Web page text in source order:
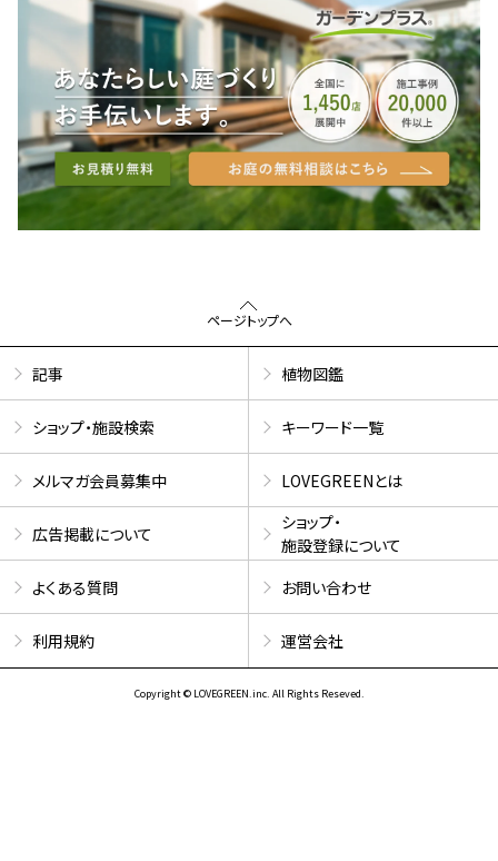
ページトップへ
記事 植物図鑑
ショップ・施設検索 キーワード一覧
メルマガ会員募集中 LOVEGREENとは
広告掲載について
ショップ・
施設登録について
よくある質問
お問い合わせ
利用規約 運営会社
Copyright © LOVEGREEN.inc. All Rights Reseved.